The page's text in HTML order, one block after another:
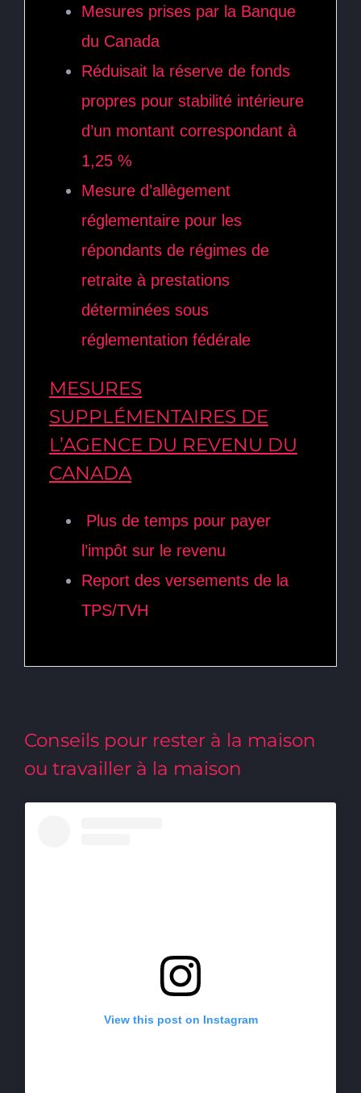
Mesures prises par la Banque
du Canada
Réduisait la réserve de fonds
propres pour stabilité intérieure
d’un montant correspondant à
1,25 %
Mesure d’allègement
réglementaire pour les
répondants de régimes de
retraite à prestations
déterminées sous
réglementation fédérale
MESURES
SUPPLÉMENTAIRES DE
L’AGENCE DU REVENU DU
CANADA
Plus de temps pour payer
l’impôt sur le revenu
Report des versements de la
TPS/TVH
Conseils pour rester à la maison
ou travailler à la maison
View this post on Instagram